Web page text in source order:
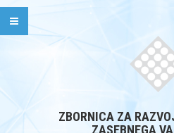
ZBORNICA ZA
ZASEBNEGA